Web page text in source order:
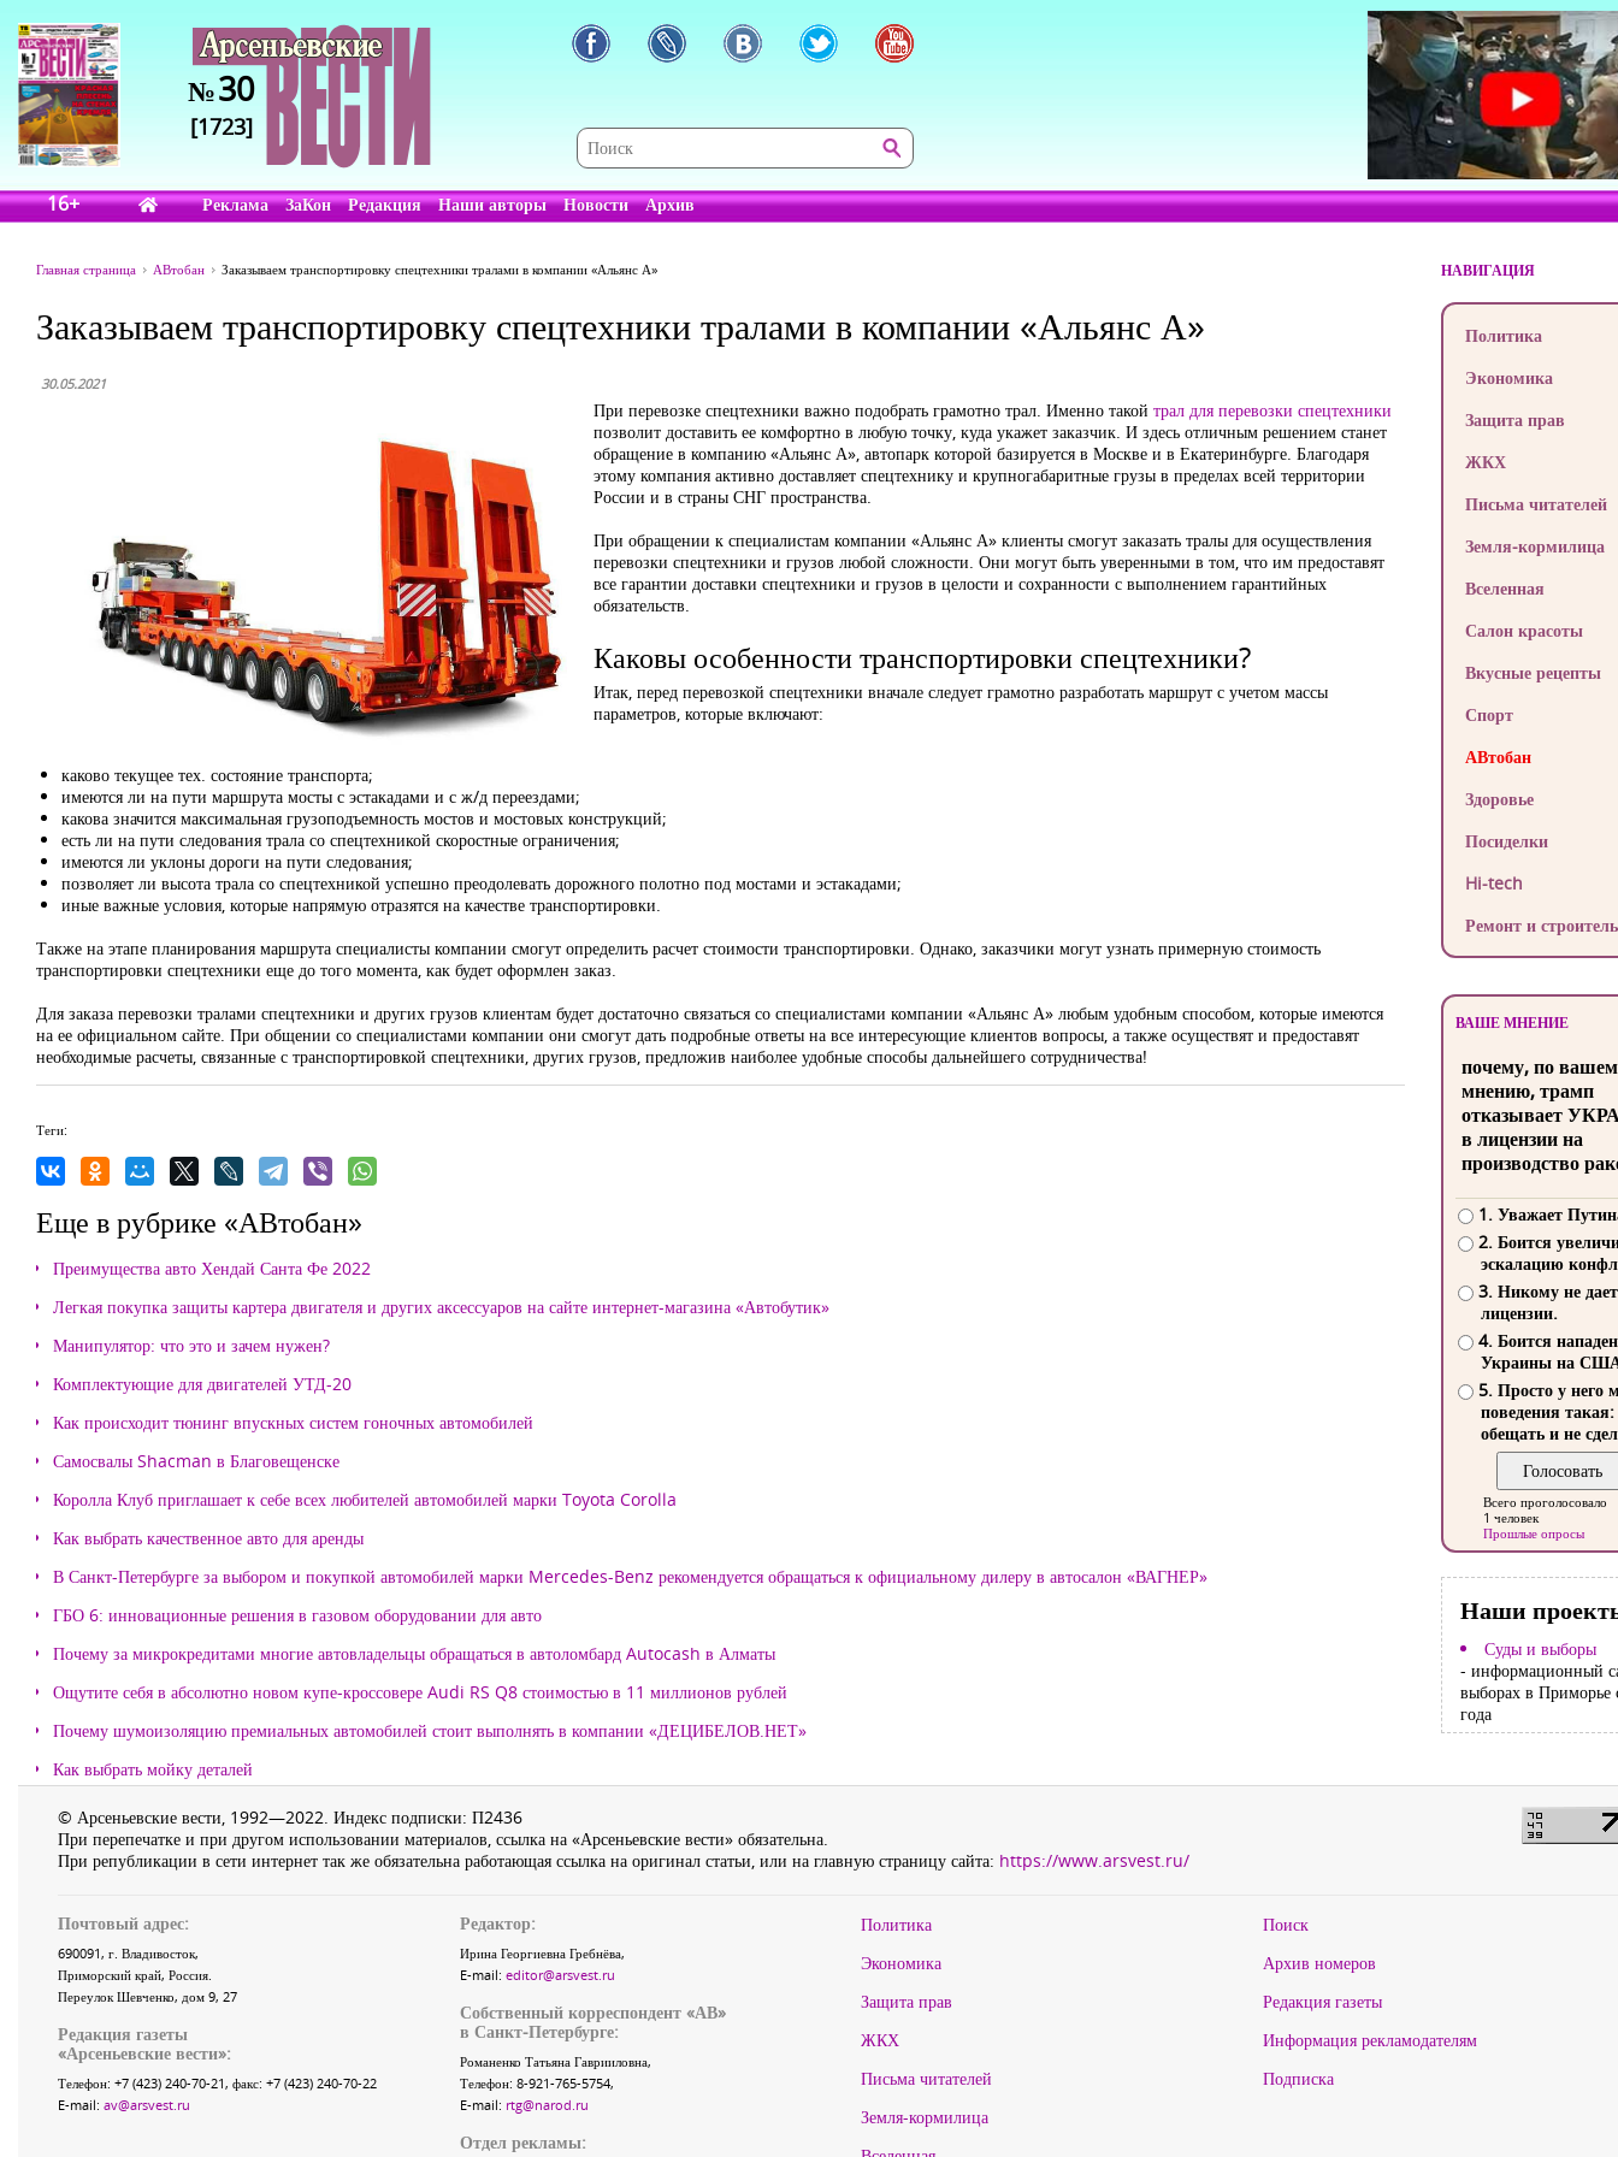
№30
[1723]
16+ Реклама ЗаКон Редакция Наши авторы Новости Архив
Главная страница АВтобан Заказываем транспортировку спецтехники тралами в компании «Альянс А»
Заказываем транспортировку спецтехники тралами в компании «Альянс А»
30.05.2021
При перевозке спецтехники важно подобрать грамотно трал. Именно такой трал для перевозки спецтехники
позволит доставить ее комфортно в любую точку, куда укажет заказчик. И здесь отличным решением станет
обращение в компанию «Альянс А», автопарк которой базируется в Москве и в Екатеринбурге. Благодаря
этому компания активно доставляет спецтехнику и крупногабаритные грузы в пределах всей территории
России и в страны СНГ пространства.
При обращении к специалистам компании «Альянс А» клиенты смогут заказать тралы для осуществления
перевозки спецтехники и грузов любой сложности. Они могут быть уверенными в том, что им предоставят
все гарантии доставки спецтехники и грузов в целости и сохранности с выполнением гарантийных
обязательств.
Каковы особенности транспортировки спецтехники?
Итак, перед перевозкой спецтехники вначале следует грамотно разработать маршрут с учетом массы
параметров, которые включают:
каково текущее тех. состояние транспорта;
имеются ли на пути маршрута мосты с эстакадами и с ж/д переездами;
какова значится максимальная грузоподъемность мостов и мостовых конструкций;
есть ли на пути следования трала со спецтехникой скоростные ограничения;
имеются ли уклоны дороги на пути следования;
позволяет ли высота трала со спецтехникой успешно преодолевать дорожного полотно под мостами и эстакадами;
иные важные условия, которые напрямую отразятся на качестве транспортировки.
Также на этапе планирования маршрута специалисты компании смогут определить расчет стоимости транспортировки. Однако, заказчики могут узнать примерную стоимость
транспортировки спецтехники еще до того момента, как будет оформлен заказ.
Для заказа перевозки тралами спецтехники и других грузов клиентам будет достаточно связаться со специалистами компании «Альянс А» любым удобным способом, которые имеются
на ее официальном сайте. При общении со специалистами компании они смогут дать подробные ответы на все интересующие клиентов вопросы, а также осуществят и предоставят
необходимые расчеты, связанные с транспортировкой спецтехники, других грузов, предложив наиболее удобные способы дальнейшего сотрудничества!
Теги:
Еще в рубрике «АВтобан»
Преимущества авто Хендай Санта Фе 2022
Легкая покупка защиты картера двигателя и других аксессуаров на сайте интернет-магазина «Автобутик»
Манипулятор: что это и зачем нужен?
Комплектующие для двигателей УТД-20
Как происходит тюнинг впускных систем гоночных автомобилей
Самосвалы Shacman в Благовещенске
Королла Клуб приглашает к себе всех любителей автомобилей марки Toyota Corolla
Как выбрать качественное авто для аренды
В Санкт-Петербурге за выбором и покупкой автомобилей марки Mercedes-Benz рекомендуется обращаться к официальному дилеру в автосалон «ВАГНЕР»
ГБО 6: инновационные решения в газовом оборудовании для авто
Почему за микрокредитами многие автовладельцы обращаться в автоломбард Autocash в Алматы
Ощутите себя в абсолютно новом купе-кроссовере Audi RS Q8 стоимостью в 11 миллионов рублей
Почему шумоизоляцию премиальных автомобилей стоит выполнять в компании «ДЕЦИБЕЛОВ.НЕТ»
Как выбрать мойку деталей
НАВИГАЦИЯ
Политика
Экономика
Защита прав
ЖКХ
Письма читателей
Земля-кормилица
Вселенная
Салон красоты
Вкусные рецепты
Спорт
АВтобан
Здоровье
Посиделки
Hi-tech
Ремонт и
ВАШЕ МНЕНИЕ
почему, по
мнению, трамп
отказывает
в лицензии на
производство
1. Уважает
2. Боится
эскалацию
3. Никому не
лицензии.
4. Боится
Украины на
5. Просто у него
поведения такая:
обещать и не
Всего проголосовало
1 человек
Прошлые опросы
Наши
Суды и выборы
- информационный
выборах в Приморье
года
© Арсеньевские вести, 1992—2022. Индекс подписки: П2436
При перепечатке и при другом использовании материалов, ссылка на «Арсеньевские вести» обязательна.
При републикации в сети интернет так же обязательна работающая ссылка на оригинал статьи, или на главную страницу сайта: https://www.arsvest.ru/
Почтовый адрес:
690091, г. Владивосток,
Приморский край, Россия.
Переулок Шевченко, дом 9, 27
Редакция газеты
«Арсеньевские вести»:
Телефон: +7 (423) 240-70-21, факс: +7 (423) 240-70-22
E-mail: av@arsvest.ru
Редактор:
Ирина Георгиевна Гребнёва,
E-mail: editor@arsvest.ru
Собственный корреспондент «АВ»
в Санкт-Петербурге:
Романенко Татьяна Гаврииловна,
Телефон: 8-921-765-5754,
E-mail: rtg@narod.ru
Отдел рекламы:
Политика
Экономика
Защита прав
ЖКХ
Письма читателей
Земля-кормилица
Поиск
Архив номеров
Редакция газеты
Информация рекламодателям
Подписка